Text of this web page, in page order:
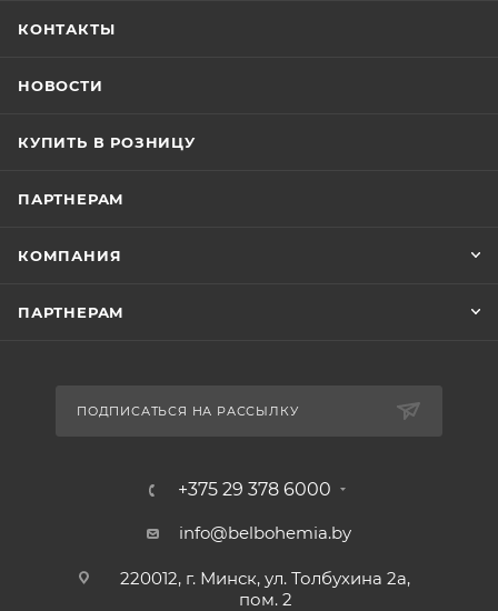
КОНТАКТЫ
НОВОСТИ
КУПИТЬ В РОЗНИЦУ
ПАРТНЕРАМ
КОМПАНИЯ
ПАРТНЕРАМ
ПОДПИСАТЬСЯ НА РАССЫЛКУ
+375 29 378 6000
info@belbohemia.by
220012, г. Минск, ул. Толбухина 2а,
пом. 2